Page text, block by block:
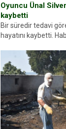
Oyuncu Ünal
kaybetti
Bir süredir tedavi
hayatını kaybetti.
sosyal medya
çok değerli